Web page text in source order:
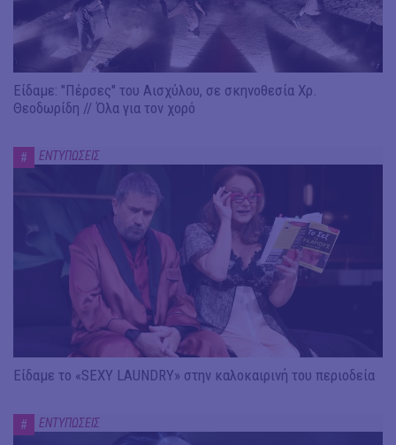
Είδαμε: "Πέρσες" του Αισχύλου, σε σκηνοθεσία Χρ.
Θεοδωρίδη // Όλα για τον χορό
# ΕΝΤΥΠΩΣΕΙΣ
Είδαμε το «SEXY LAUNDRY» στην καλοκαιρινή του περιοδεία
# ΕΝΤΥΠΩΣΕΙΣ